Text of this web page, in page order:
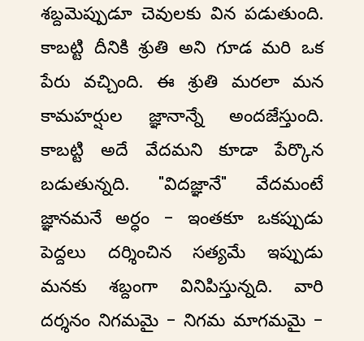
శబ్దమెప్పుడూ చెవులకు విన పడుతుంది.
కాబట్టి దీనికి శ్రుతి అని గూడ మరి ఒక
పేరు వచ్చింది. ఈ శ్రుతి మరలా మన
కామహర్షుల జ్ఞానాన్నే అందజేస్తుంది.
కాబట్టి అదే వేదమని కూడా పేర్కొన
బడుతున్నది. "విదజ్ఞానే" వేదమంటే
జ్ఞానమనే అర్ధం - ఇంతకూ ఒకప్పుడు
పెద్దలు దర్శించిన సత్యమే ఇప్పుడు
మనకు శబ్దంగా వినిపిస్తున్నది. వారి
దర్శనం నిగమమై - నిగమ మాగమమై -